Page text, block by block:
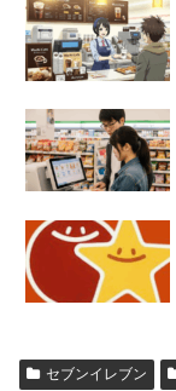
セブンイレブン